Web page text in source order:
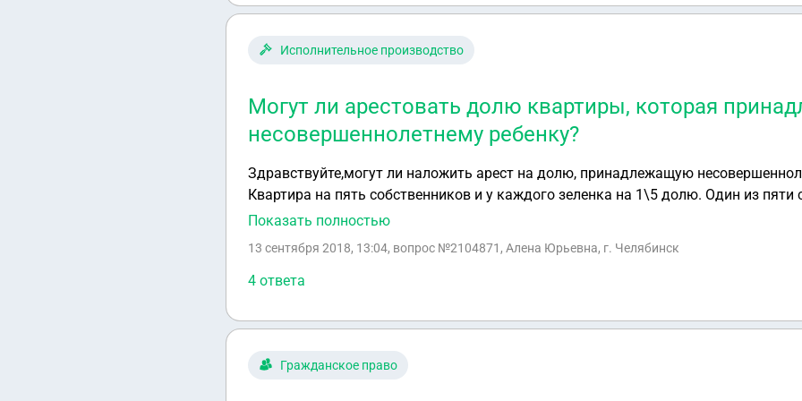
Исполнительное производство
Могут ли арестовать долю квартиры, которая
несовершеннолетнему ребенку?
Здравствуйте,могут ли наложить арест на долю, принадлежащую
Квартира на пять собственников и у каждого зеленка на 1\5 долю. Один из пяти
ребенок 13 лет. Все доли арестовали приставы за долг по ЖКХ и наложили
Показать полностью
13 сентября 2018, 13:04, вопрос №2104871, Алена Юрьевна, г. Челябинск
4 ответа
Гражданское право